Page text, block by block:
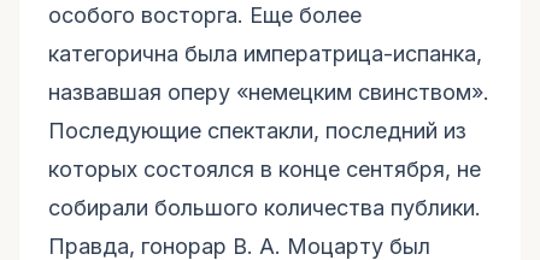
особого восторга. Еще более
категорична была императрица-испанка,
назвавшая оперу «немецким свинством».
Последующие спектакли, последний из
которых состоялся в конце сентября, не
собирали большого количества публики.
Правда, гонорар В. А. Моцарту был